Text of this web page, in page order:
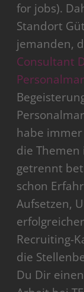
for jobs).
Standort
jemanden,
Consultant
habe
die
getrennt
schon
Aufsetzen,
Recruiting-
die
Du Dir